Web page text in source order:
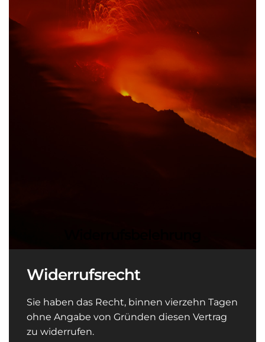
Widerrufsrecht
Sie haben das Recht, binnen vierzehn Tagen
ohne Angabe von Gründen diesen Vertrag
zu widerrufen.